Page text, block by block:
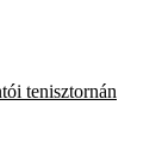
tenisztornán